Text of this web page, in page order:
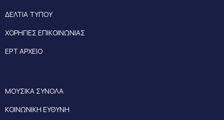
ΔΕΛΤΙΑ ΤΥΠΟΥ
ΧΟΡΗΓΙΕΣ ΕΠΙΚΟΙΝΩΝΙΑΣ
ΕΡΤ ΑΡΧΕΙΟ
ΜΟΥΣΙΚΑ ΣΥΝΟΛΑ
ΚΟΙΝΩΝΙΚΗ ΕΥΘΥΝΗ